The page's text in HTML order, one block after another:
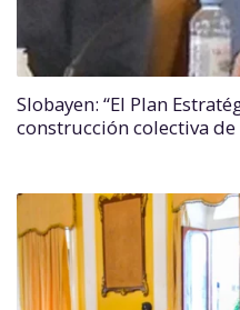
Slobayen: “El Plan
construcción colectiva